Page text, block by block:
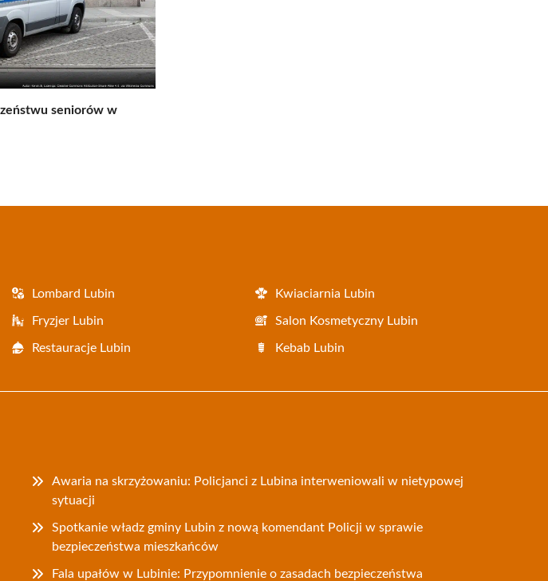
seniorów w
Lombard Lubin Kwiaciarnia Lubin
Fryzjer Lubin Salon Kosmetyczny Lubin
Restauracje Lubin Kebab Lubin
Awaria na skrzyżowaniu: Policjanci z Lubina interweniowali w nietypowej
sytuacji
Spotkanie władz gminy Lubin z nową komendant Policji w sprawie
bezpieczeństwa mieszkańców
Fala upałów w Lubinie: Przypomnienie o zasadach bezpieczeństwa